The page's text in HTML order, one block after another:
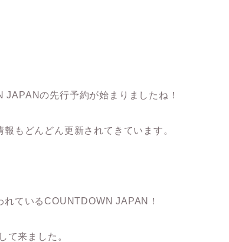
JAPANの先行予約が始まりましたね！
もどんどん更新されてきています。
れているCOUNTDOWN JAPAN！
て来ました。